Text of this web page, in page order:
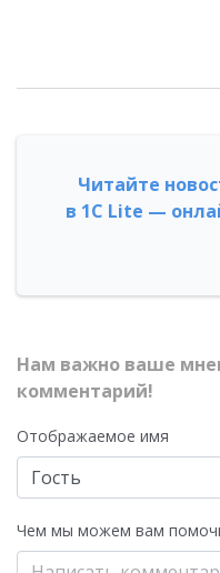
Читайте
в 1С Lite —
Нам важно ваше
комментарий!
Отображаемое имя
Чем мы можем вам